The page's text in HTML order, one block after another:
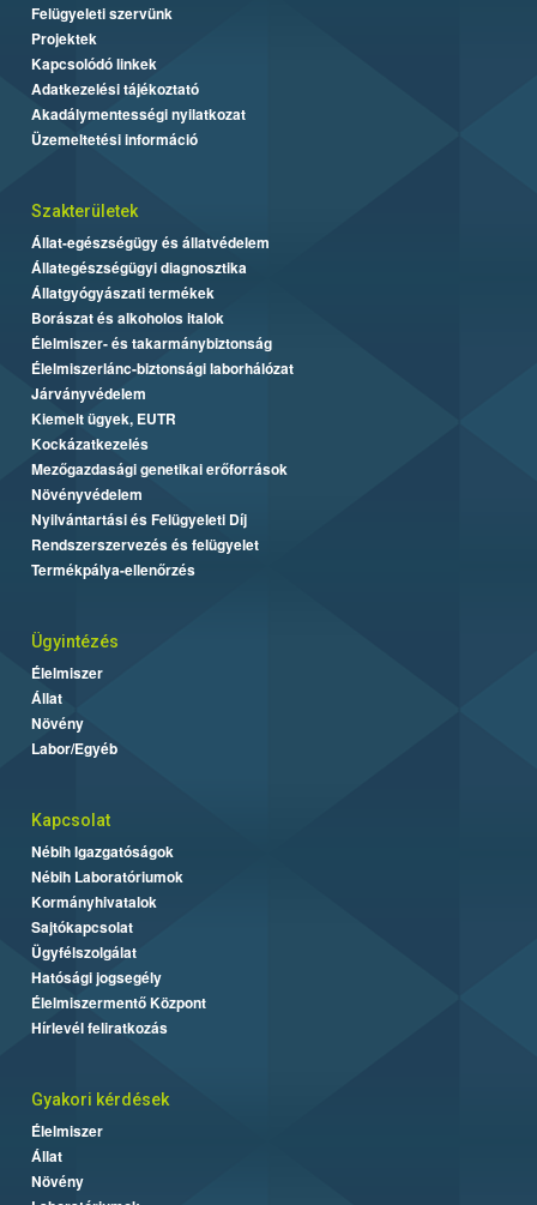
Felügyeleti szervünk
Projektek
Kapcsolódó linkek
Adatkezelési tájékoztató
Akadálymentességi nyilatkozat
Üzemeltetési információ
Szakterületek
Állat-egészségügy és állatvédelem
Állategészségügyi diagnosztika
Állatgyógyászati termékek
Borászat és alkoholos italok
Élelmiszer- és takarmánybiztonság
Élelmiszerlánc-biztonsági laborhálózat
Járványvédelem
Kiemelt ügyek, EUTR
Kockázatkezelés
Mezőgazdasági genetikai erőforrások
Növényvédelem
Nyilvántartási és Felügyeleti Díj
Rendszerszervezés és felügyelet
Termékpálya-ellenőrzés
Ügyintézés
Élelmiszer
Állat
Növény
Labor/Egyéb
Kapcsolat
Nébih Igazgatóságok
Nébih Laboratóriumok
Kormányhivatalok
Sajtókapcsolat
Ügyfélszolgálat
Hatósági jogsegély
Élelmiszermentő Központ
Hírlevél feliratkozás
Gyakori kérdések
Élelmiszer
Állat
Növény